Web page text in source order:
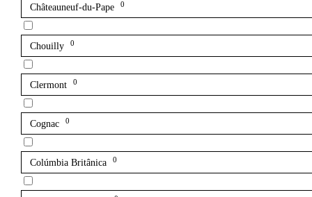
Châteauneuf-du-Pape 0
Chouilly 0
Clermont 0
Cognac 0
Colúmbia Britânica 0